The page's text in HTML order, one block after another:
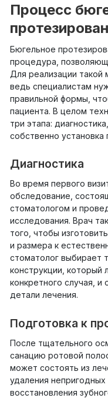
Процесс
Бюгельное
процедура,
Для реализации
ведь специалистам
правильной формы,
пациента. В целом
три этапа:
собственно установка
Диагностика
Во время первого
обследование,
стоматологом и
исследования. Врач
того, чтобы
и размера к
стоматолог выбирает
конструкции, который
конкретного случая,
детали лечения.
Подготовка к
После тщательного
санацию ротовой
может состоять из
удаления
восстановления